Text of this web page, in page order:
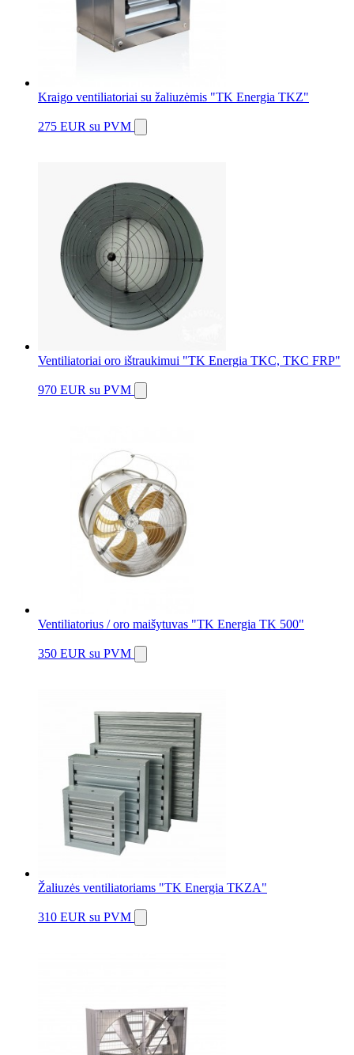
Kraigo ventiliatoriai su žaliuzėmis "TK Energia TKZ"
275 EUR su PVM
Ventiliatoriai oro ištraukimui "TK Energia TKC, TKC FRP"
970 EUR su PVM
Ventiliatorius / oro maišytuvas "TK Energia TK 500"
350 EUR su PVM
Žaliuzės ventiliatoriams "TK Energia TKZA"
310 EUR su PVM